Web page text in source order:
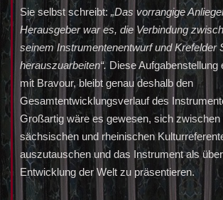
Sie selbst schreibt: „Das vorrangige
Herausgeber war es, die Verbindung
seinem Instrumentenentwurf und Krefelder
herauszuarbeiten“. Diese Aufgabenstellung
mit Bravour, bleibt genau deshalb den
Gesamtentwicklungsverlauf des
Großartig wäre es gewesen, sich zwischen
sächsischen und rheinischen
auszutauschen und das Instrument als
Entwicklung der Welt zu präsentieren.